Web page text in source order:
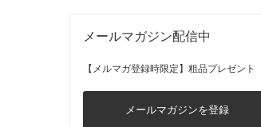
メールマガジン配信中
【メルマガ登録時限定】粗品プレゼント
メールマガジンを登録